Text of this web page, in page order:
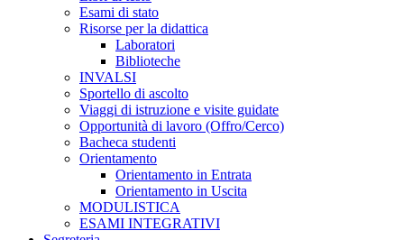
Esami di stato
Risorse per la didattica
Laboratori
Biblioteche
INVALSI
Sportello di ascolto
Viaggi di istruzione e visite guidate
Opportunità di lavoro (Offro/Cerco)
Bacheca studenti
Orientamento
Orientamento in Entrata
Orientamento in Uscita
MODULISTICA
ESAMI INTEGRATIVI